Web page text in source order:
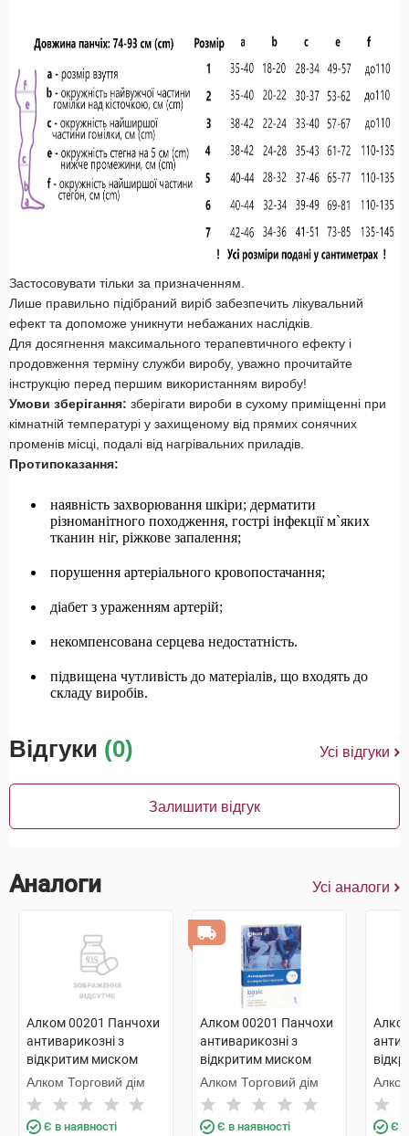
Застосовувати тільки за призначенням.
Лише правильно підібраний виріб забезпечить лікувальний
ефект та допоможе уникнути небажаних наслідків.
Для досягнення максимального терапевтичного ефекту і
продовження терміну служби виробу, уважно прочитайте
інструкцію перед першим використанням виробу!
Умови зберігання: зберігати вироби в сухому приміщенні при
кімнатній температурі у захищеному від прямих сонячних
променів місці, подалі від нагрівальних приладів.
Протипоказання:
наявність захворювання шкіри; дерматити
різноманітного походження, гострі інфекції м`яких
тканин ніг, ріжкове запалення;
порушення артеріального кровопостачання;
діабет з ураженням артерій;
некомпенсована серцева недостатність.
підвищена чутливість до матеріалів, що входять до
складу виробів.
Відгуки (0) Усі відгуки
Залишити відгук
Аналоги Усі аналоги
Алком 00201 Панчохи
антиварикозні з
відкритим миском
компресія 1 розмір 1 1
шт
Алком Торговий дім
Є в наявності
Алком 00201 Панчохи
антиварикозні з
відкритим миском
компресія 1 розмір 3
бежевий 1 пара
Алком Торговий дім
Є в наявності Є в